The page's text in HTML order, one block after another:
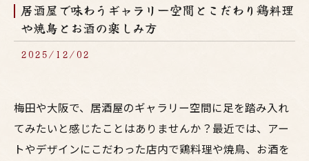
居酒屋で味わうギャラリー空間とこだわり鶏料理
や焼鳥とお酒の楽しみ方
2025/12/02
梅田や大阪で、居酒屋のギャラリー空間に足を踏み入れ
てみたいと感じたことはありませんか？最近では、アー
トやデザインにこだわった店内で鶏料理や焼鳥、お酒を